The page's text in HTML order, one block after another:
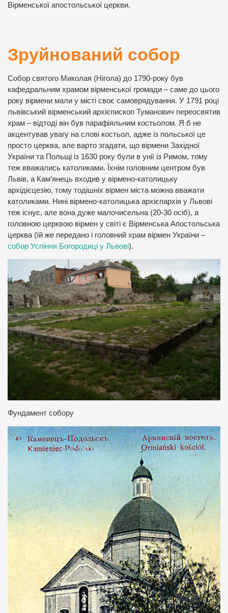
Вірменської апостольської церкви.
Зруйнований собор
Собор святого Миколая (Нігола) до 1790-року був
кафедральним храмом вірменської громади – саме до цього
року вірмени мали у місті своє самоврядування. У 1791 році
львівський вірменський архієпископ Туманович переосвятив
храм – відтоді він був парафіяльним костьолом. Я б не
акцентував увагу на слові костьол, адже із польської це
просто церква, але варто згадати, що вірмени Західної
України та Польщі із 1630 року були в унії із Римом, тому
теж вважались католиками. Їхнім головним центром був
Львів, а Кам’янець входив у вірмено-католицьку
архідієцезію, тому тодішніх вірмен міста можна вважати
католиками. Нині вірмено-католицька архієпархія у Львові
теж існує, але вона дуже малочисельна (20-30 осіб), а
головною церквою вірмен у світі є Вірменська Апостольська
церква (їй же передано і головний храм вірмен України –
собор Успіння Богородиці у Львові).
Фундамент собору